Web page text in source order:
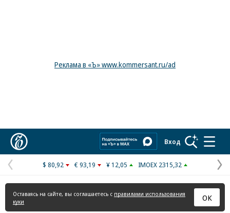
Реклама в «Ъ» www.kommersant.ru/ad
Вход
Предыдущая
страница
$ 80,92 € 93,19 ¥ 12,05 IMOEX 2315,32
Оставаясь на сайте, вы соглашаетесь с правилами использования
куки
ОК